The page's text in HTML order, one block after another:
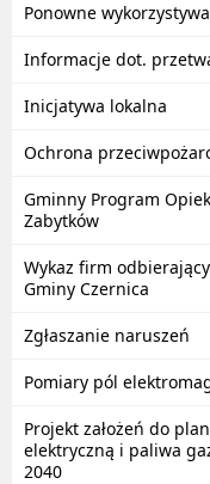
Ponowne
Informacje dot.
Inicjatywa lokalna
Ochrona
Gminny Program
Zabytków
Wykaz firm
Gminy Czernica
Zgłaszanie naruszeń
Pomiary pól
Projekt założeń do
elektryczną i paliwa
2040